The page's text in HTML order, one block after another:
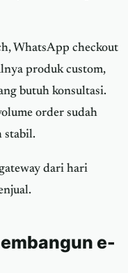
WhatsApp checkout
produk custom,
butuh konsultasi.
order sudah
stabil.
dari hari
e-